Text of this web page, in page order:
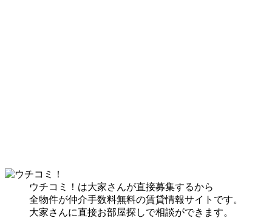
ウチコミ！は大家さんが直接募集するから
全物件が仲介手数料無料の賃貸情報サイトです。
大家さんに直接お部屋探しで相談ができます。